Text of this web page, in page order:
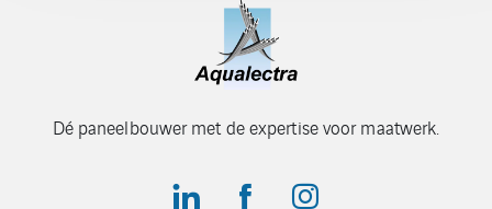
Dé paneelbouwer met de expertise voor maatwerk.